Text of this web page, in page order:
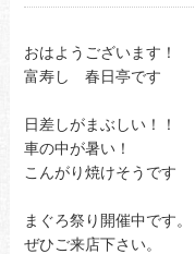
おはようございます！
富寿し 春日亭です
日差しがまぶしい！！
車の中が暑い！
こんがり焼けそうです
まぐろ祭り開催中です。
ぜひご来店下さい。